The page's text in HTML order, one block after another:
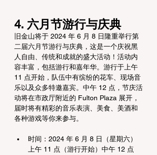
4. 六月节游行与庆典
旧金山将于 2024 年 6 月 8 日隆重举行第
二届六月节游行与庆典，这是一个庆祝黑
人自由、传统和成就的盛大活动！活动内
容丰富，包括游行和嘉年华。游行于上午
11 点开始，队伍中有缤纷的花车、现场音
乐以及众多特邀嘉宾。中午 12 点，节庆活
动将在市政厅附近的 Fulton Plaza 展开，
届时将有精彩的音乐表演、美食、美酒和
各种游戏等你来参与。
时间：2024 年 6 月 8 日（星期六）
上午 11 点（游行开始）中午 12 点